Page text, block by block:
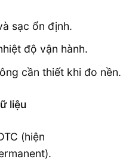
sạc ổn định.
độ vận hành.
cần thiết khi đo nền.
liệu
(hiện